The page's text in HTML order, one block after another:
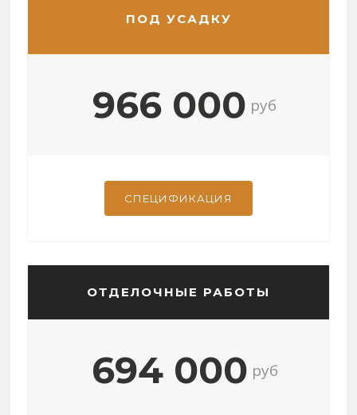
ПОД УСАДКУ
966 000 руб
СПЕЦИФИКАЦИЯ
ОТДЕЛОЧНЫЕ РАБОТЫ
694 000 руб